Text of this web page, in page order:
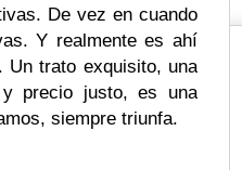
De vez en cuando
Y realmente es ahí
Un trato exquisito, una
y precio justo, es una
siempre triunfa.